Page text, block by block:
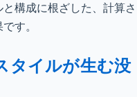
と構成に根ざした、計算さ
す。
タイルが生む没